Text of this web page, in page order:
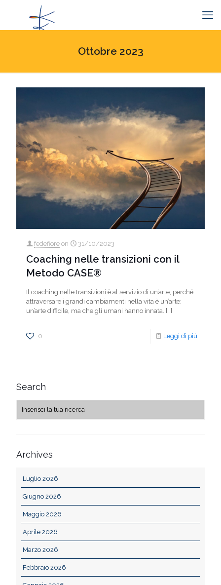
Ottobre 2023
fedefiore on 31/10/2023
Coaching nelle transizioni con il
Metodo CASE®
Il coaching nelle transizioni è al servizio di un’arte, perché
attraversare i grandi cambiamenti nella vita è un’arte:
un’arte difficile, ma che gli umani hanno innata. […]
0 Leggi di più
Search
Archives
Luglio 2026
Giugno 2026
Maggio 2026
Aprile 2026
Marzo 2026
Febbraio 2026